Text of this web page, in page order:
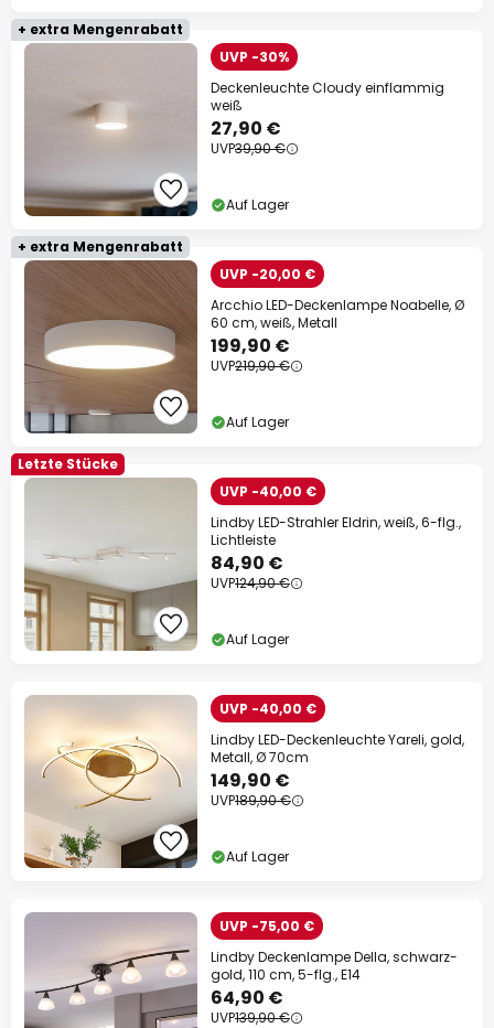
+ extra Mengenrabatt
UVP -30%
Deckenleuchte Cloudy einflammig
weiß
27,90 €
UVP39,90 €
Auf Lager
+ extra Mengenrabatt
UVP -20,00 €
Arcchio LED-Deckenlampe Noabelle, Ø
60 cm, weiß, Metall
199,90 €
UVP219,90 €
Auf Lager
Letzte Stücke
UVP -40,00 €
Lindby LED-Strahler Eldrin, weiß, 6-flg.,
Lichtleiste
84,90 €
UVP124,90 €
Auf Lager
UVP -40,00 €
Lindby LED-Deckenleuchte Yareli, gold,
Metall, Ø 70cm
149,90 €
UVP189,90 €
Auf Lager
UVP -75,00 €
Lindby Deckenlampe Della, schwarz-
gold, 110 cm, 5-flg., E14
64,90 €
UVP139,90 €